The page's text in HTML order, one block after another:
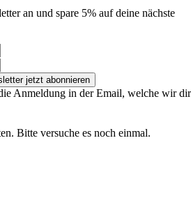
an und spare 5% auf deine nächste
jetzt abonnieren
Anmeldung in der Email, welche wir dir
Bitte versuche es noch einmal.